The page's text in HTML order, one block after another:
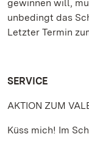
gewinnen will,
unbedingt das
Letzter Termin
SERVICE
AKTION ZUM
Küss mich! Im